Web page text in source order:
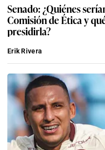
Senado: ¿Quiénes
Comisión de Ética y
presidirla?
Erik Rivera